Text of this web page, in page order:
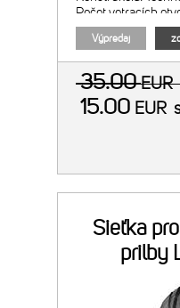
Počet vetracích
395 g Certifikácie:
Výpredaj
35.00EUR
15.00 EUR
Sieťka
prilby